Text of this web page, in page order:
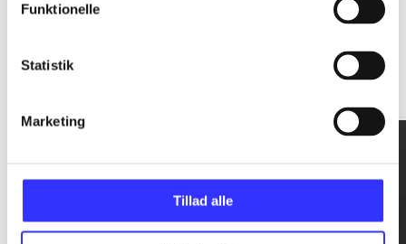
Funktionelle
Statistik
Marketing
Tillad alle